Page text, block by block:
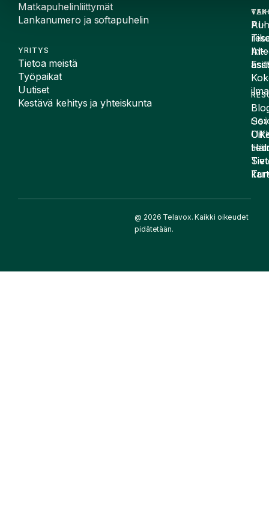
Matkapuhelinliittymät
Lankanumero ja softapuhelin
YRITYS
Tietoa meistä
Työpaikat
Uutiset
Kestävä kehitys ja yhteiskunta
AI-
AI-
@ 2026 Telavox. Kaikki oikeudet
pidätetään.